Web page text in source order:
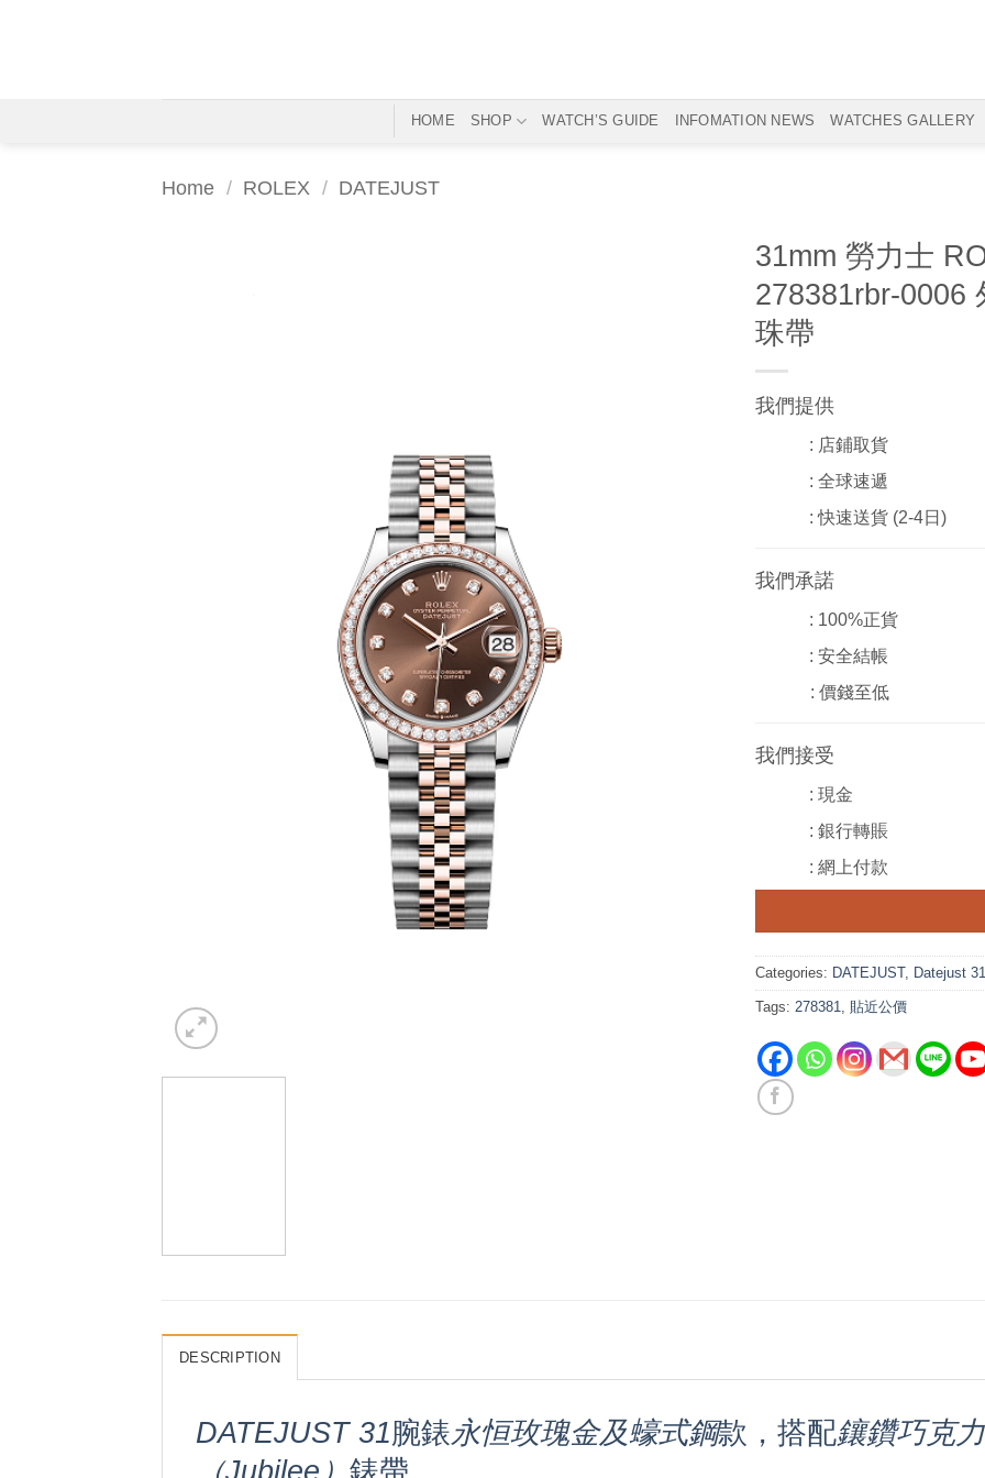
HOME SHOP WATCH’S GUIDE INFOMATION NEWS WATCHES GALLERY
Home / ROLEX / DATEJUST
31mm 勞力士
278381rbr-0006
珠帶
我們提供
: 店鋪取貨
: 全球速遞
: 快速送貨 (2-4日)
我們承諾
: 100%正貨
: 安全結帳
: 價錢至低
我們接受
: 現金
: 銀行轉賬
: 網上付款
Categories: DATEJUST, Datejust 31
Tags: 278381 貼近公價
DESCRIPTION
DATEJUST 31腕錶永恒玫瑰金及蠔式鋼款，搭配鑲鑽巧克
（Jubilee） 錶帶。